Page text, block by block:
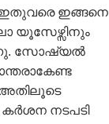
ഇതുവരെ ഇങ്ങനെ
യൂസേഴ്സിനും
സോഷ്യല്‍
അതിലൂടെ
കര്‍ശന നടപടി